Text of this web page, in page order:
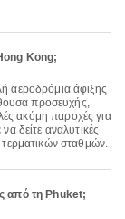
Kong;
αεροδρόμια άφιξης
προσευχής,
ακόμη παροχές για
δείτε αναλυτικές
τερματικών σταθμών.
από τη Phuket;